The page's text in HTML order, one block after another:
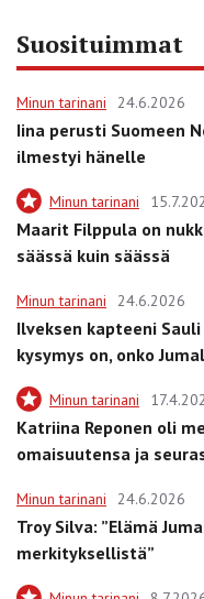
Suosituimmat
Minun tarinani 24.6.2026
Iina perusti Suomeen
ilmestyi hänelle
Minun tarinani
Maarit Filppula on
säässä kuin säässä
Minun tarinani 24.6.2026
Ilveksen kapteeni
kysymys on, onko
Minun tarinani
Katriina Reponen oli
omaisuutensa ja
Minun tarinani 24.6.2026
Troy Silva: ”Elämä
merkityksellistä”